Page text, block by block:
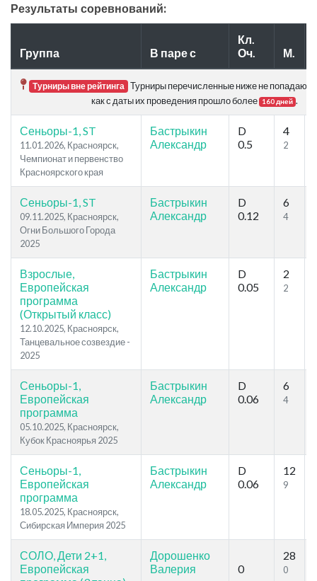
Результаты соревнований:
Группа В паре с
Кл.
Оч.
М.
Турниры вне рейтинга Турниры перечисленные ниже не попадают в
как с даты их проведения прошло более 160 дней .
Сеньоры-1, ST
11.01.2026, Красноярск,
Чемпионат и первенство
Красноярского края
Бастрыкин
Александр
D
0.5
4
2
Сеньоры-1, ST
09.11.2025, Красноярск,
Огни Большого Города
2025
Бастрыкин
Александр
D
0.12
6
4
Взрослые,
Европейская
программа
(Открытый класс)
12.10.2025, Красноярск,
Танцевальное созвездие -
2025
Бастрыкин
Александр
D
0.05
2
2
Сеньоры-1,
Европейская
программа
05.10.2025, Красноярск,
Кубок Красноярья 2025
Бастрыкин
Александр
D
0.06
6
4
Сеньоры-1,
Европейская
программа
18.05.2025, Красноярск,
Сибирская Империя 2025
Бастрыкин
Александр
D
0.06
12
9
СОЛО, Дети 2+1,
Европейская
Дорошенко
Валерия
0
28
0